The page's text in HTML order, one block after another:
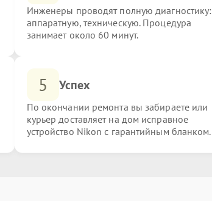
Инженеры проводят полную диагностику:
аппаратную, техническую. Процедура
занимает около 60 минут.
5 Успех
По окончании ремонта вы забираете или
курьер доставляет на дом исправное
устройство Nikon с гарантийным бланком.